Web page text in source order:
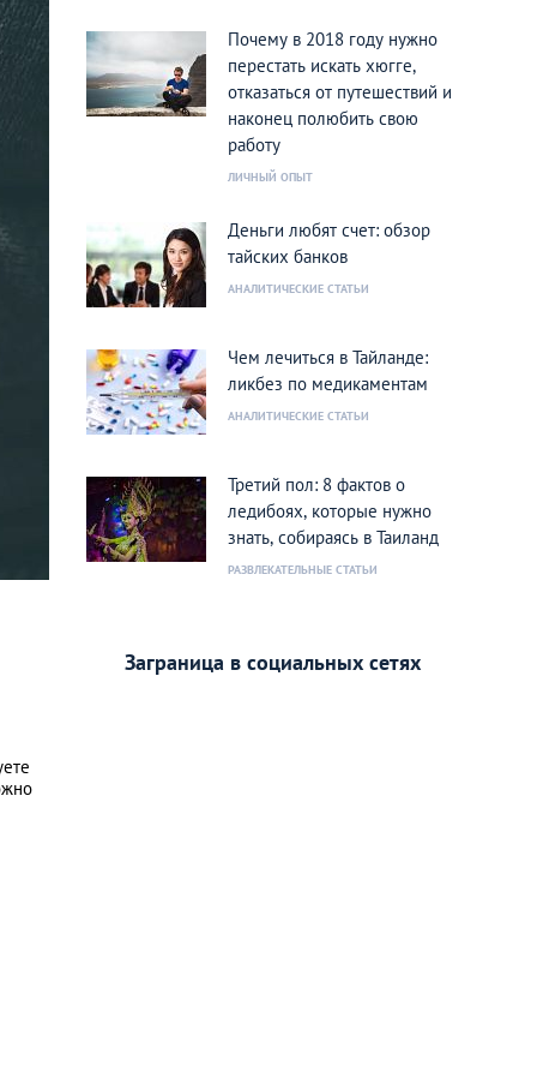
Почему в 2018 году нужно
перестать искать хюгге,
отказаться от путешествий и
наконец полюбить свою
работу
ЛИЧНЫЙ ОПЫТ
Деньги любят счет: обзор
тайских банков
АНАЛИТИЧЕСКИЕ СТАТЬИ
Чем лечиться в Тайланде:
ликбез по медикаментам
АНАЛИТИЧЕСКИЕ СТАТЬИ
Третий пол: 8 фактов о
ледибоях, которые нужно
знать, собираясь в Таиланд
РАЗВЛЕКАТЕЛЬНЫЕ СТАТЬИ
Заграница в социальных сетях